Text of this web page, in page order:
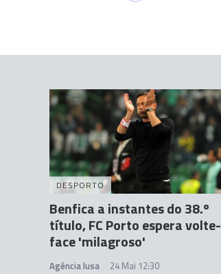
DESPORTO
Benfica a instantes do 38.º
título, FC Porto espera volte-
face 'milagroso'
Agência lusa 24 Mai 12:30